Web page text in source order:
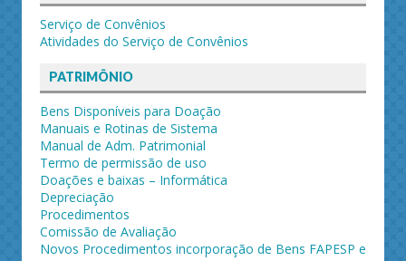
Serviço de Convênios
Atividades do Serviço de Convênios
PATRIMÔNIO
Bens Disponíveis para Doação
Manuais e Rotinas de Sistema
Manual de Adm. Patrimonial
Termo de permissão de uso
Doações e baixas – Informática
Depreciação
Procedimentos
Comissão de Avaliação
Novos Procedimentos incorporação de Bens FAPESP e